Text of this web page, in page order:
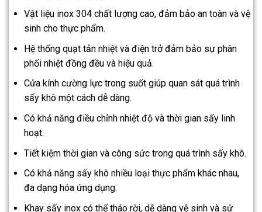
Vật liệu inox 304 chất lượng cao, đảm bảo an toàn và vệ
sinh cho thực phẩm.
Hệ thống quạt tản nhiệt và điện trở đảm bảo sự phân
phối nhiệt đồng đều và hiệu quả.
Cửa kính cường lực trong suốt giúp quan sát quá trình
sấy khô một cách dễ dàng.
Có khả năng điều chỉnh nhiệt độ và thời gian sấy linh
hoạt.
Tiết kiệm thời gian và công sức trong quá trình sấy khô.
Có khả năng sấy khô nhiều loại thực phẩm khác nhau,
đa dạng hóa ứng dụng.
Khay sấy inox có thể tháo rời, dễ dàng vệ sinh và sử